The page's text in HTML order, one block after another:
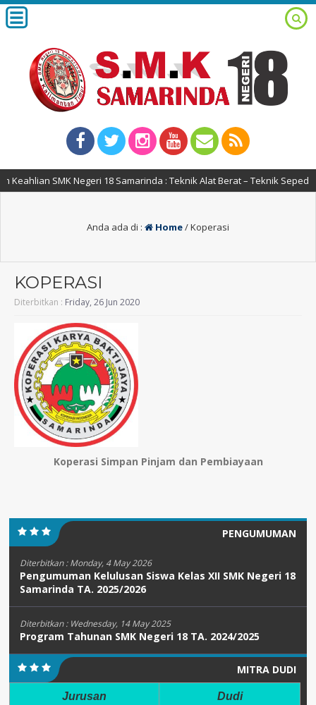
SMK Negeri 18 Samarinda : Teknik Alat Berat – Teknik Sepeda
Anda ada di : Home/Koperasi
KOPERASI
Diterbitkan : Friday, 26 Jun 2020
Koperasi Simpan Pinjam dan Pembiayaan
PENGUMUMAN
Diterbitkan :Monday, 4 May 2026
Pengumuman Kelulusan Siswa Kelas XII SMK Negeri 18
Samarinda TA. 2025/2026
Diterbitkan : Wednesday, 14 May 2025
Program Tahunan SMK Negeri 18 TA. 2024/2025
MITRA DUDI
Jurusan Dudi